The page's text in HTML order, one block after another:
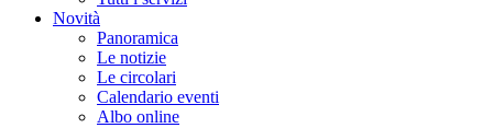
Novità
Panoramica
Le notizie
Le circolari
Calendario eventi
Albo online